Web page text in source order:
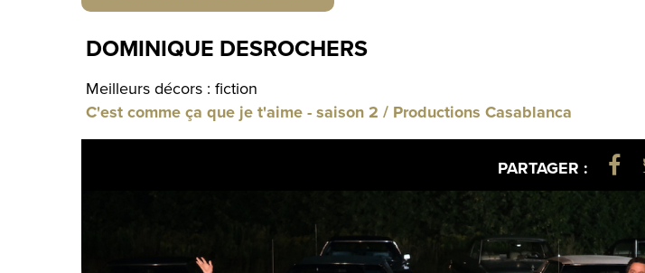
DOMINIQUE DESROCHERS
Meilleurs décors : fiction
C'est comme ça que je t'aime - saison 2 / Productions Casablanca
PARTAGER :